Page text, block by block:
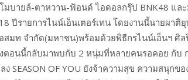
มบายล์-ตาหวาน-ฟ้อนด์ ไอดอลกรุ๊ป BNK48 แล
ปีรายการไนน์เอ็นเตอร์เทน โดยงานนี้นายผาติ
มท จำกัด(มหาชน)พร้อมด้วยพิธีกรไนน์เอ็นฯ ศิล
ตอนนี้กลับมาพบกับ 2 หนุ่มที่หลายคนรอคอย กับ
ง SEASON OF YOU ยังจ้าความสุข ความสนุก